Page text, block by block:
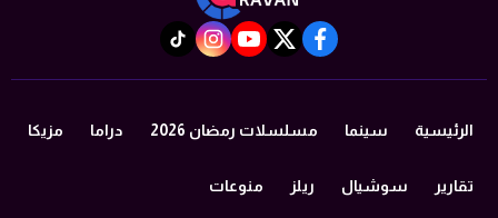
facebook
twitter
youtube
instagram
tiktok
الرئيسية سينما مسلسلات رمضان 2026 دراما مزيكا
تقارير سوشيال ريلز منوعات